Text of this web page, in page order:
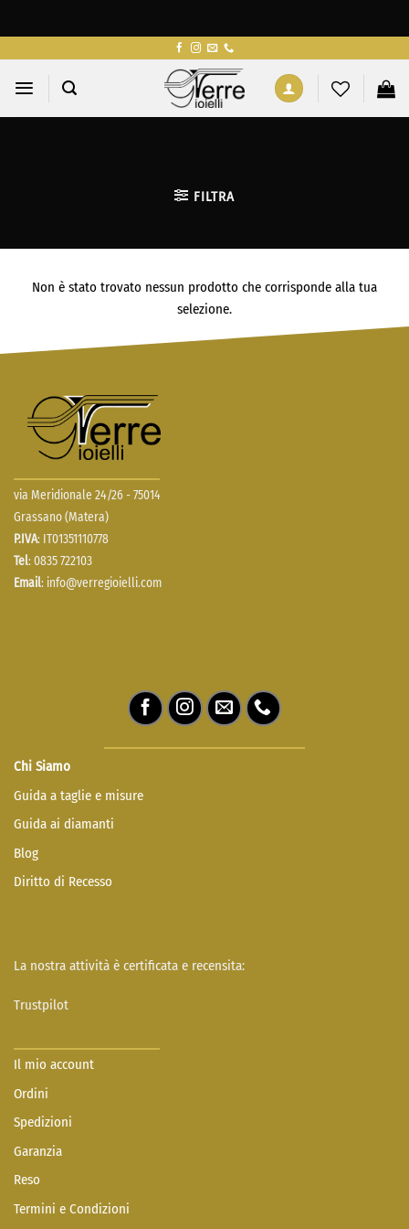
contenuti
FILTRA
Non è stato trovato nessun prodotto che corrisponde alla tua
selezione.
via Meridionale 24/26 - 75014
Grassano (Matera)
P.IVA: IT01351110778
Tel: 0835 722103
Email: info@verregioielli.com
Chi Siamo
Guida a taglie e misure
Guida ai diamanti
Blog
Diritto di Recesso
La nostra attività è certificata e recensita:
Trustpilot
Il mio account
Ordini
Spedizioni
Garanzia
Reso
Termini e Condizioni